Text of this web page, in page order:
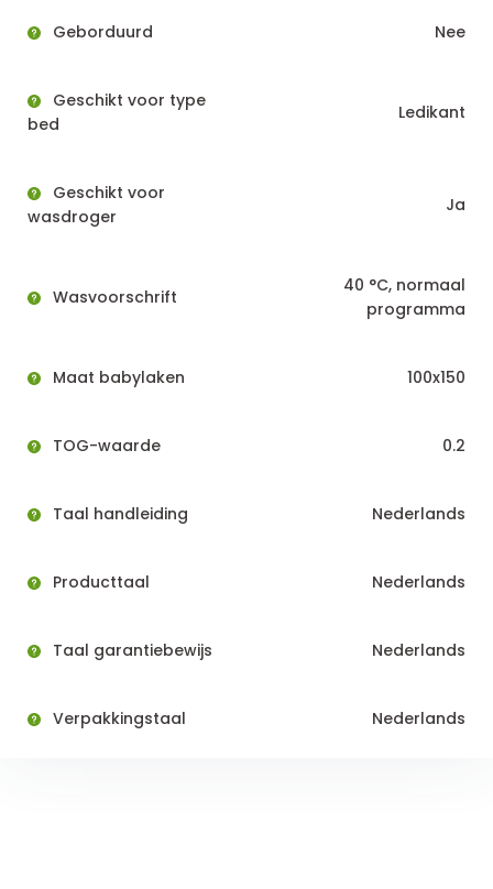
Geborduurd Nee
Geschikt voor type
bed
Ledikant
Geschikt voor
wasdroger
Ja
Wasvoorschrift
40 °C, normaal
programma
Maat babylaken 100x150
TOG-waarde 0.2
Taal handleiding Nederlands
Producttaal Nederlands
Taal garantiebewijs Nederlands
Verpakkingstaal Nederlands